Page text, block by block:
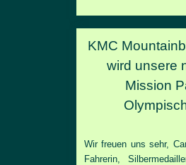
KMC
wird unsere
Mission
Wir freuen uns sehr,
Fahrerin,